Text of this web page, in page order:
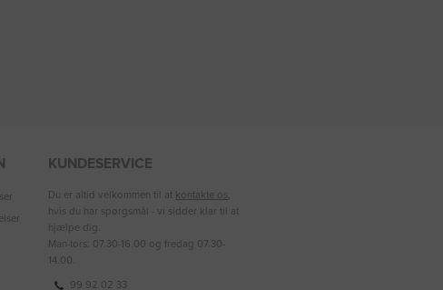
KUNDESERVICE
Du er altid velkommen til at kontakte os,
hvis du har spørgsmål - vi sidder klar til at
hjælpe dig.
Man-tors: 07.30-16.00 og fredag 07.30-
14.00.
99 92 02 33